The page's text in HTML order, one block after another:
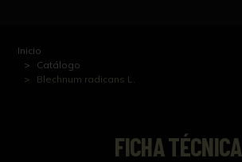
Inicio
Catálogo
Blechnum radicans L.
FICHA TÉCNICA